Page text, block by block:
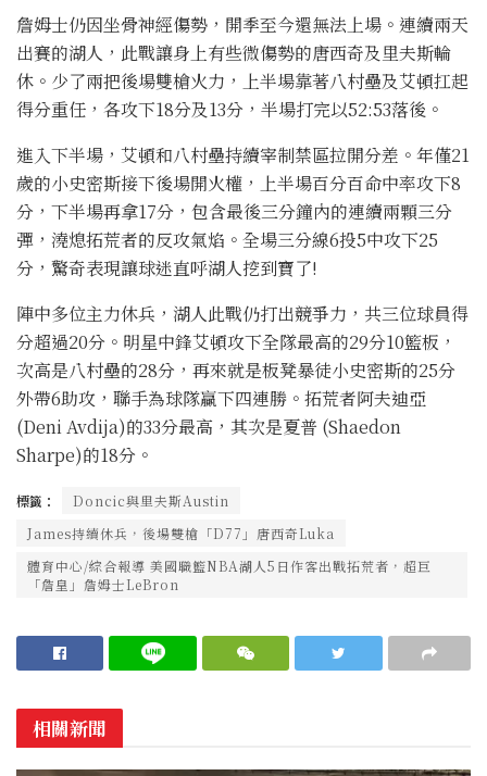
詹姆士仍因坐骨神經傷勢，開季至今還無法上場。連續兩天
出賽的湖人，此戰讓身上有些微傷勢的唐西奇及里夫斯輪
休。少了兩把後場雙槍火力，上半場靠著八村壘及艾頓扛起
得分重任，各攻下18分及13分，半場打完以52:53落後。
進入下半場，艾頓和八村壘持續宰制禁區拉開分差。年僅21
歲的小史密斯接下後場開火權，上半場百分百命中率攻下8
分，下半場再拿17分，包含最後三分鐘內的連續兩顆三分
彈，澆熄拓荒者的反攻氣焰。全場三分線6投5中攻下25
分，驚奇表現讓球迷直呼湖人挖到寶了!
陣中多位主力休兵，湖人此戰仍打出競爭力，共三位球員得
分超過20分。明星中鋒艾頓攻下全隊最高的29分10籃板，
次高是八村壘的28分，再來就是板凳暴徒小史密斯的25分
外帶6助攻，聯手為球隊贏下四連勝。拓荒者阿夫迪亞
(Deni Avdija)的33分最高，其次是夏普 (Shaedon
Sharpe)的18分。
標籤：
Doncic與里夫斯Austin
James持續休兵，後場雙槍「D77」唐西奇Luka
體育中心/綜合報導 美國職籃NBA湖人5日作客出戰拓荒者，超巨
「詹皇」詹姆士LeBron
相關新聞